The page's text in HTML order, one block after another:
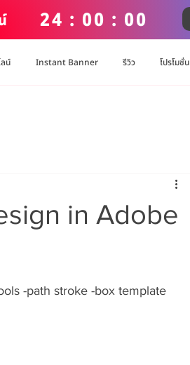
24 : 00 : 00
น์ Instant Banner รีวิว โปรโมชั่น
in Adobe
-path stroke -box template